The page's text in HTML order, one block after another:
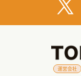
運営会社